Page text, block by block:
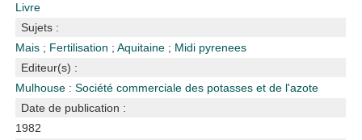
Livre
Sujets :
Mais ; Fertilisation ;Aquitaine ; Midi pyrenees
Editeur(s) :
Mulhouse : Société commerciale des potasses et de l'azote
Date de publication :
1982